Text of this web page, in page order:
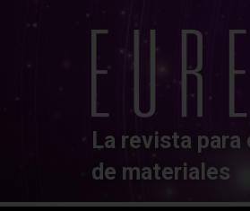
La revista
de materiales